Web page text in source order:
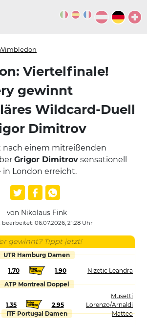
Viertelfinale!
gewinnt
Wildcard-Duell
Dimitrov
nach einem mitreißenden
Grigor Dimitrov sensationell
in London erreicht.
von Nikolaus Fink
06.07.2026, 21:28 Uhr
gewinnt? Tippt jetzt!
UTR Hamburg Damen
1.70 1.90
Nizetic Leandra
ATP Montreal Doppel
1.35 2.95
Musetti
Lorenzo/Arnaldi
Matteo
ITF Portugal Damen